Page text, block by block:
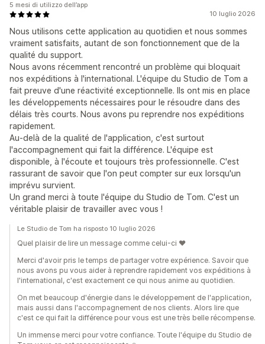
10 luglio 2026
Nous utilisons cette application au quotidien et nous sommes
vraiment satisfaits, autant de son fonctionnement que de la
qualité du support.
Nous avons récemment rencontré un problème qui bloquait
nos expéditions à l'international. L'équipe du Studio de Tom a
fait preuve d'une réactivité exceptionnelle. Ils ont mis en place
les développements nécessaires pour le résoudre dans des
délais très courts. Nous avons pu reprendre nos expéditions
rapidement.
Au-delà de la qualité de l'application, c'est surtout
l'accompagnement qui fait la différence. L'équipe est
disponible, à l'écoute et toujours très professionnelle. C'est
rassurant de savoir que l'on peut compter sur eux lorsqu'un
imprévu survient.
Un grand merci à toute l'équipe du Studio de Tom. C'est un
véritable plaisir de travailler avec vous !
5 mesi di utilizzo dell’app
Le Studio de Tom ha risposto 10 luglio 2026
Quel plaisir de lire un message comme celui-ci ❤️
Merci d'avoir pris le temps de partager votre expérience. Savoir que
nous avons pu vous aider à reprendre rapidement vos expéditions à
l'international, c'est exactement ce qui nous anime au quotidien.
On met beaucoup d'énergie dans le développement de l'application,
mais aussi dans l'accompagnement de nos clients. Alors lire que
c'est ce qui fait la différence pour vous est une très belle récompense.
Un immense merci pour votre confiance. Toute l'équipe du Studio de